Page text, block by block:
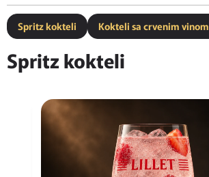
Spritz kokteli Kokteli sa crvenim vinom
Spritz kokteli